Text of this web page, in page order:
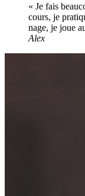
« Je fais
cours, je
nage, je joue
Alex